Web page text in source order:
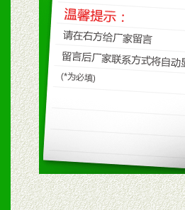
保产品顺利销
4、根据市场
购支持。
五、退换货制度
1、给予前期
2、对于临期